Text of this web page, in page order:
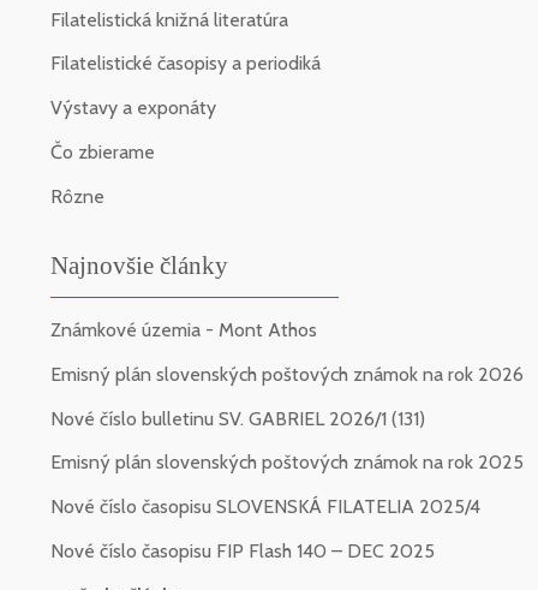
Filatelistická knižná literatúra
Filatelistické časopisy a periodiká
Výstavy a exponáty
Čo zbierame
Rôzne
Najnovšie články
Známkové územia - Mont Athos
Emisný plán slovenských poštových známok na rok 2026
Nové číslo bulletinu SV. GABRIEL 2026/1 (131)
Emisný plán slovenských poštových známok na rok 2025
Nové číslo časopisu SLOVENSKÁ FILATELIA 2025/4
Nové číslo časopisu FIP Flash 140 – DEC 2025